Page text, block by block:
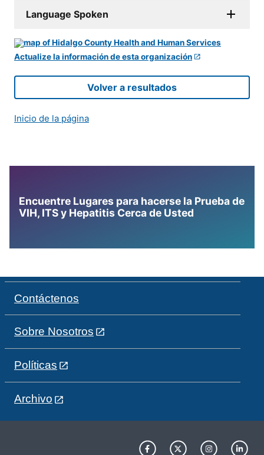
Language Spoken
Actualize la información de esta organización
Volver a resultados
Inicio de la página
Encuentre Lugares para hacerse la Prueba de
VIH, ITS y Hepatitis Cerca de Usted
Contáctenos
Sobre Nosotros
Políticas
Archivo